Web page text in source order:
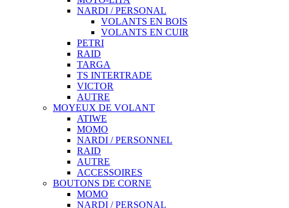
NARDI / PERSONAL
VOLANTS EN BOIS
VOLANTS EN CUIR
PETRI
RAID
TARGA
TS INTERTRADE
VICTOR
AUTRE
MOYEUX DE VOLANT
ATIWE
MOMO
NARDI / PERSONNEL
RAID
AUTRE
ACCESSOIRES
BOUTONS DE CORNE
MOMO
NARDI / PERSONAL